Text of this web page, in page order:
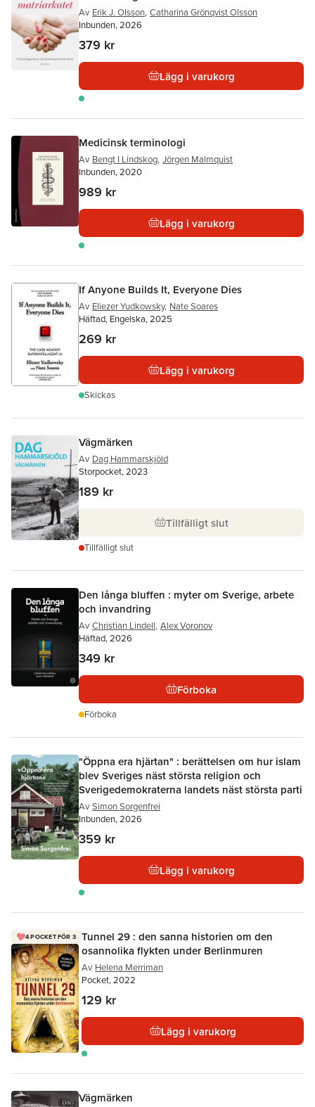
Av Erik J. Olsson, Catharina Grönqvist Olsson
Inbunden, 2026
379 kr
Lägg i varukorg
Medicinsk terminologi
Av Bengt I Lindskog, Jörgen Malmquist
Inbunden, 2020
989 kr
Lägg i varukorg
If Anyone Builds It, Everyone Dies
Av Eliezer Yudkowsky, Nate Soares
Häftad, Engelska, 2025
269 kr
Lägg i varukorg
Skickas
Vägmärken
Av Dag Hammarskjöld
Storpocket, 2023
189 kr
Tillfälligt slut
Tillfälligt slut
Den långa bluffen : myter om Sverige, arbete
och invandring
Av Christian Lindell, Alex Voronov
Häftad, 2026
349 kr
Förboka
Förboka
"Öppna era hjärtan" : berättelsen om hur islam
blev Sveriges näst största religion och
Sverigedemokraterna landets näst största parti
Av Simon Sorgenfrei
Inbunden, 2026
359 kr
Lägg i varukorg
4 POCKET FÖR 3 Tunnel 29 : den sanna historien om den
osannolika flykten under Berlinmuren
Av Helena Merriman
Pocket, 2022
129 kr
Lägg i varukorg
Vägmärken